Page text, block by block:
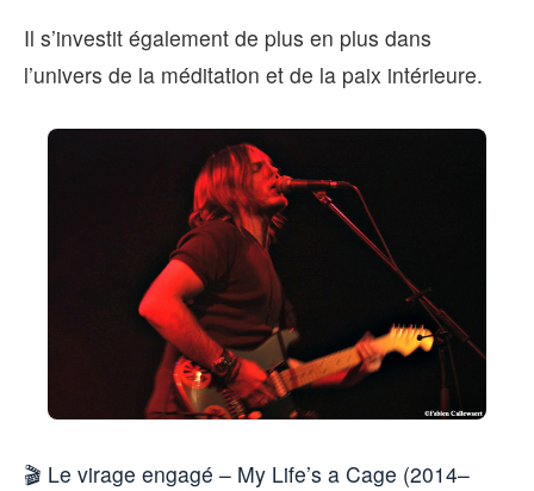
Il s’investit également de plus en plus dans
l’univers de la méditation et de la paix intérieure.
🎬 Le virage engagé – My Life’s a Cage (2014–